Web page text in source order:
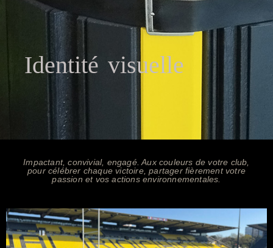
Identité visuelle
Impactant, convivial, engagé. Aux couleurs de votre club,
pour célébrer chaque victoire, partager fièrement votre
passion et vos actions environnementales.